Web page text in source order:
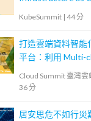
(打造以 K8S 為底
KubeSummit | 44 分
打造雲端資料智能
平台：利用 Multi-
Data、Databricks
AI 加速數據價值創
Cloud Summit 臺灣雲
36 分
居安思危不如行災